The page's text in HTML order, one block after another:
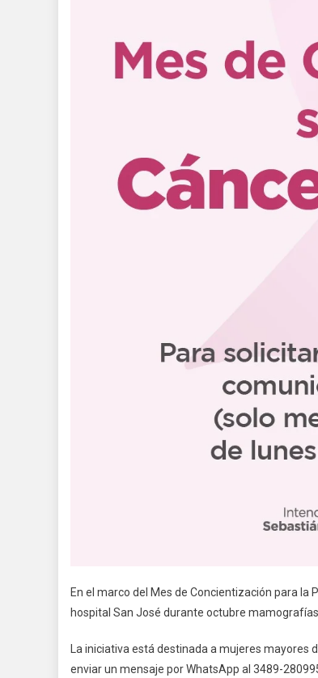
En el marco del Mes de Concientización para la
hospital San José durante octubre
La iniciativa está destinada a mujeres mayores
enviar un mensaje por WhatsApp al 3489-